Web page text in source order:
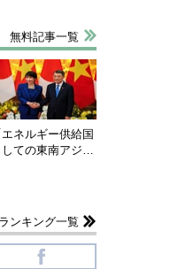
着くリスク
堅
年5月14日
無料記事一覧
エネルギー供給国
しての東南アジ…
ランキング一覧